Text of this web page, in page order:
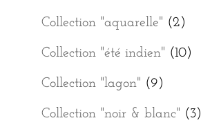
Collection "aquarelle" (2)
Collection "été indien" (10)
Collection "lagon" (9)
Collection "noir & blanc" (3)